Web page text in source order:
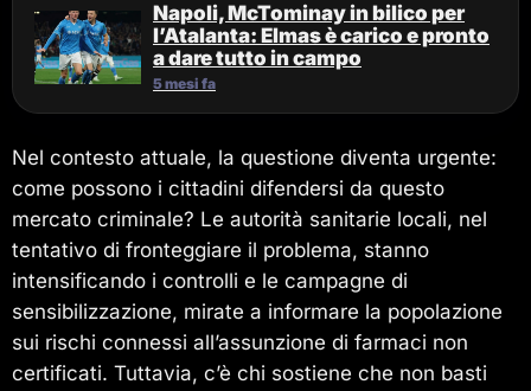
Napoli, McTominay in bilico per
l’Atalanta: Elmas è carico e pronto
a dare tutto in campo
5 mesi fa
Nel contesto attuale, la questione diventa urgente:
come possono i cittadini difendersi da questo
mercato criminale? Le autorità sanitarie locali, nel
tentativo di fronteggiare il problema, stanno
intensificando i controlli e le campagne di
sensibilizzazione, mirate a informare la popolazione
sui rischi connessi all’assunzione di farmaci non
certificati. Tuttavia, c’è chi sostiene che non basti